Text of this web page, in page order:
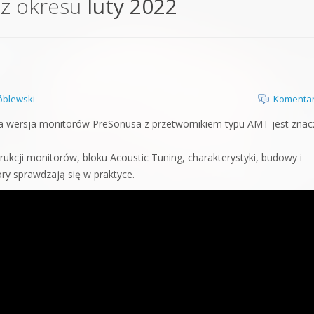
od podstaw
okresu luty 2022
wersja monitorów PreSonusa z przetwornikiem typu AMT jest
monitorów, bloku Acoustic Tuning, charakterystyki, budowy i
sprawdzają się w praktyce.